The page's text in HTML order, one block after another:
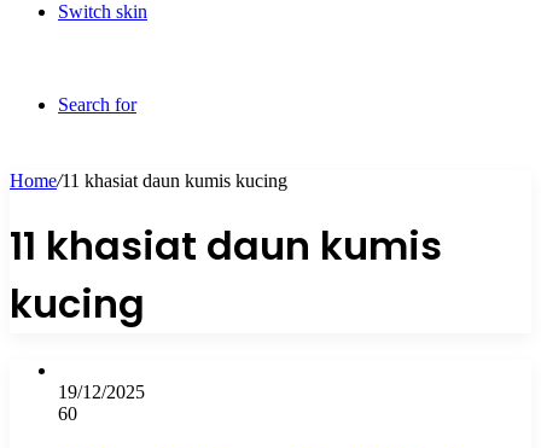
Switch skin
Search for
Home/11 khasiat daun kumis kucing
11 khasiat daun kumis
kucing
19/12/2025
60